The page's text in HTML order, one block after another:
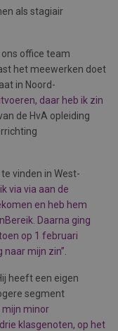
als stagiair
office team
het meewerken doet
in Noord-
daar heb ik zin
de HvA opleiding
vinden in West-
via via aan de
en heb hem
Daarna ging
op 1 februari
mijn zin”.
heeft een eigen
segment
mijn minor
klasgenoten, op het